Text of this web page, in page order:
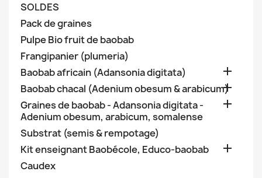
SOLDES
Pack de graines
Pulpe Bio fruit de baobab
Frangipanier (plumeria)
Baobab africain (Adansonia digitata)

Baobab chacal (Adenium obesum & arabicum)

Graines de baobab - Adansonia digitata -
Adenium obesum, arabicum, somalense

Substrat (semis & rempotage)
Kit enseignant Baobécole, Educo-baobab

Caudex